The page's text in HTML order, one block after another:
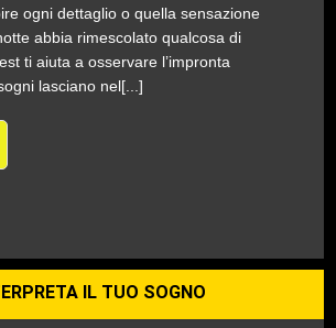
ogni dettaglio o quella sensazione
abbia rimescolato qualcosa di
ti aiuta a osservare l’impronta
lasciano nel[...]
IL TUO SOGNO